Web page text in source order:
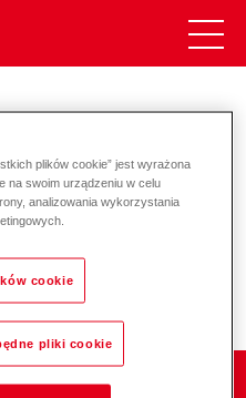
za energię i
plików cookie” jest wyrażona
na swoim urządzeniu w celu
analizowania wykorzystania
cookie
pliki cookie